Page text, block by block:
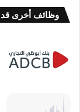
وظائف أخرى